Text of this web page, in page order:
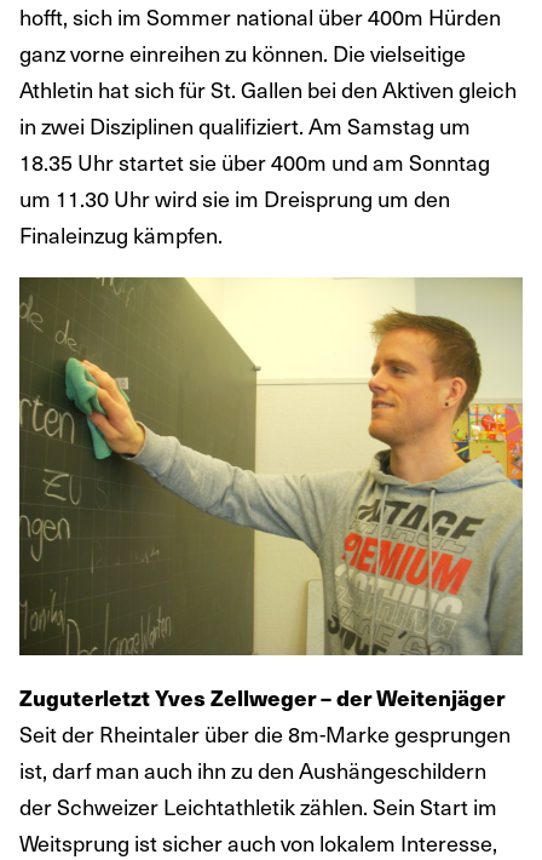
hofft, sich im Sommer national über 400m Hürden
ganz vorne einreihen zu können. Die vielseitige
Athletin hat sich für St. Gallen bei den Aktiven gleich
in zwei Disziplinen qualifiziert. Am Samstag um
18.35 Uhr startet sie über 400m und am Sonntag
um 11.30 Uhr wird sie im Dreisprung um den
Finaleinzug kämpfen.
Zuguterletzt Yves Zellweger – der Weitenjäger
Seit der Rheintaler über die 8m-Marke gesprungen
ist, darf man auch ihn zu den Aushängeschildern
der Schweizer Leichtathletik zählen. Sein Start im
Weitsprung ist sicher auch von lokalem Interesse,